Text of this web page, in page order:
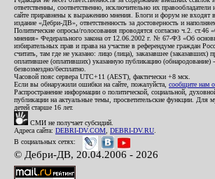
ответственны, соответственно, исключительно их
сайте приравнены к выражению мнения. Блоги и форум не входят в
издание «Дебри-ДВ», ответственность за достоверность и
Политические опросы/голосования проводятся согласно ч.2. ст.46
мнения» Федерального закона от 12.06.2002 г. № 67-ФЗ «Об
избирательных прав и права на участие в референдуме граждан
считать, там где не указано: лицо (лица), заказавшее (заказавших)
оплатившее (оплативших) указанную публикацию (обнародование)
безвозмездно/бесплатно.
Часовой пояс сервера UTC+11 (AEST), фактически +8 мск.
Если вы обнаружили ошибки на сайте, пожалуйста, сообщите нам
Распространение информации о политической, социальной,
публикации на актуальные темы, просветительские функции.
детей старше 16 лет.
СМИ не получает субсидий.
Адреса сайта: DEBRI-DV.COM DEBRI-DV.RU
В социальных сетях:
© Дебри-ДВ, 20.04.2006 - 2026